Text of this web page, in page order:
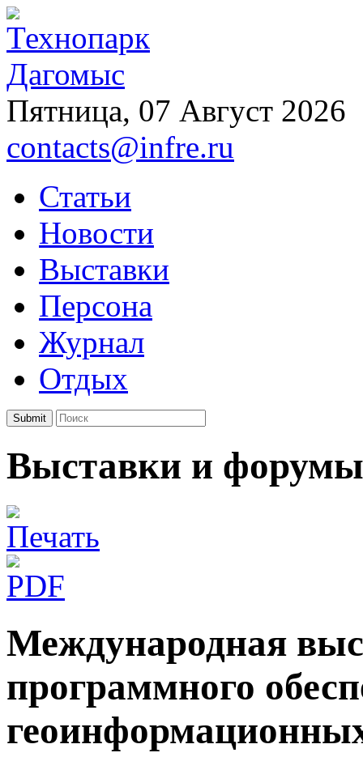
Пятница, 07 Август 2026
contacts@infre.ru
Статьи
Новости
Выставки
Персона
Журнал
Отдых
Submit
Выставки и
Международная
программного